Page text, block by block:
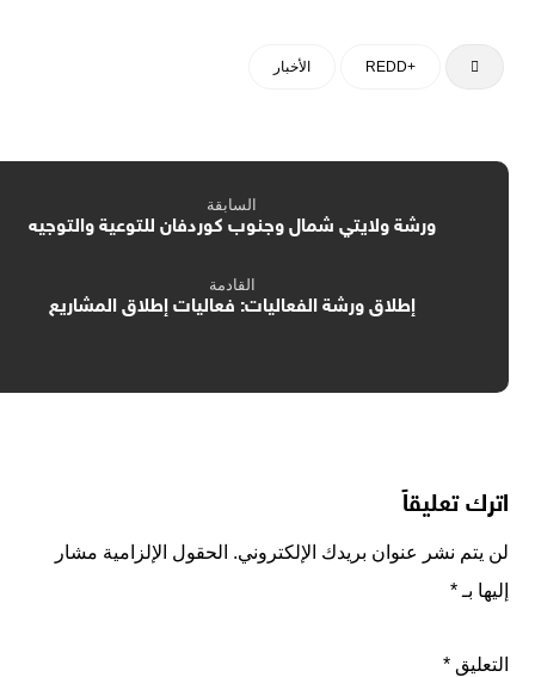
+REDD الأخبار
السابقة
ورشة ولايتي شمال وجنوب كوردفان للتوعية والتوجيه
القادمة
إطلاق ورشة الفعاليات: فعاليات إطلاق المشاريع
اترك تعليقاً
لن يتم نشر عنوان بريدك الإلكتروني. الحقول الإلزامية مشار
إليها بـ*
التعليق*